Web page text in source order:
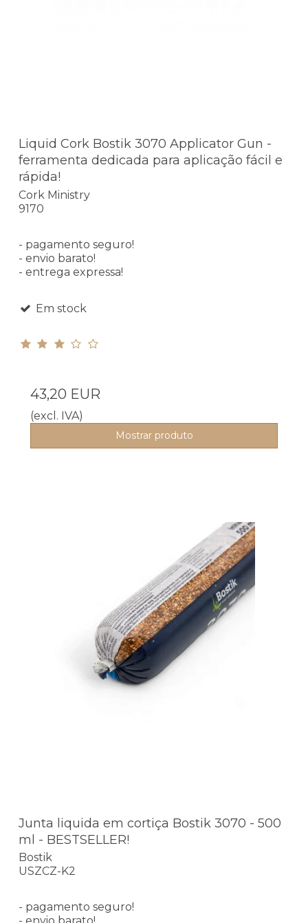
Liquid Cork Bostik 3070 Applicator Gun -
ferramenta dedicada para aplicação fácil e
rápida!
Cork Ministry
9170
- pagamento seguro!
- envio barato!
- entrega expressa!
Em stock
43,20 EUR
(excl. IVA)
Mostrar produto
Junta liquida em cortiça Bostik 3070 - 500
ml - BESTSELLER!
Bostik
USZCZ-K2
- pagamento seguro!